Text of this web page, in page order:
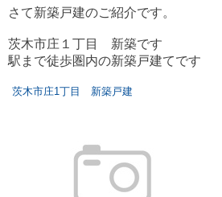
さて新築戸建のご紹介です。
茨木市庄１丁目 新築です
駅まで徒歩圏内の新築戸建てです
茨木市庄1丁目 新築戸建